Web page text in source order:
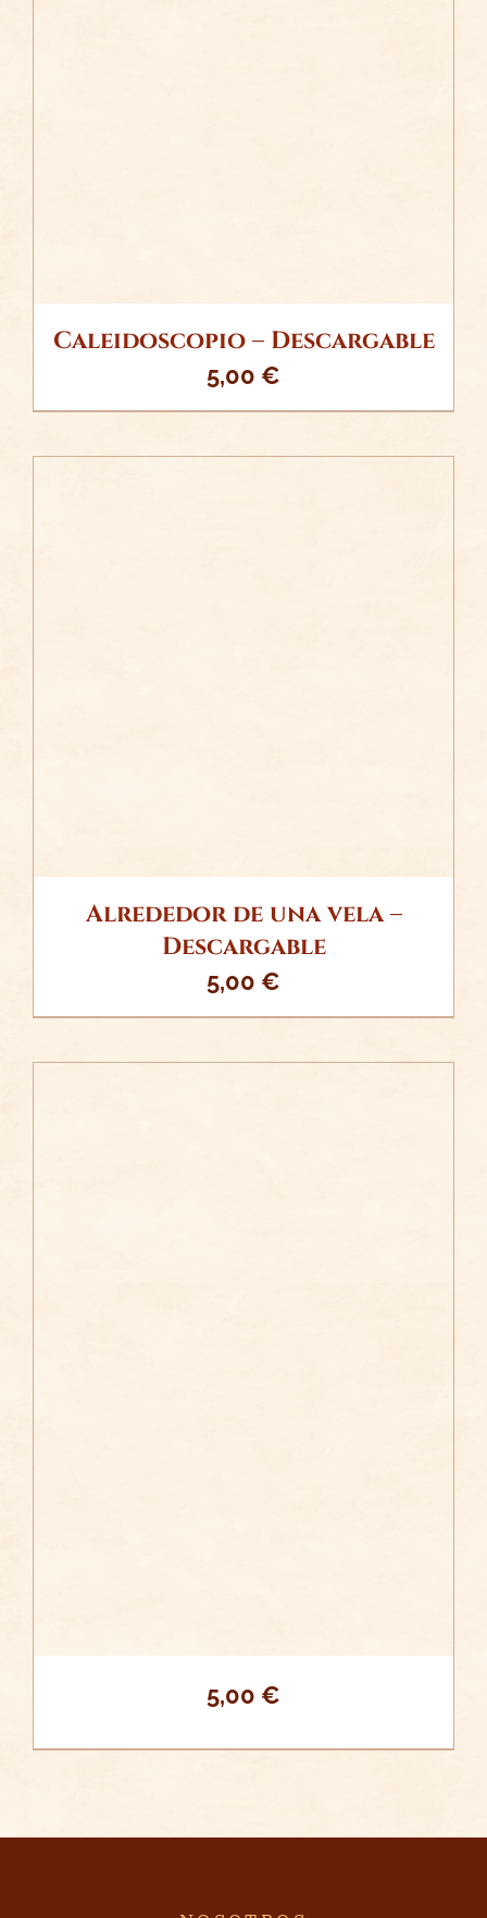
Caleidoscopio – Descargable
5,00 €
Alrededor de una vela –
Descargable
5,00 €
5,00 €